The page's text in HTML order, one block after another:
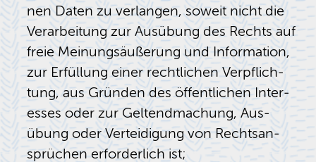
nen Daten zu ver­lan­gen, so­weit nicht die
Ver­ar­bei­tung zur Aus­übung des Rechts auf
freie Mei­nungs­äu­ße­rung und In­for­ma­ti­on,
zur Er­fül­lung einer recht­li­chen Ver­pflich­
tung, aus Grün­den des öf­fent­li­chen In­ter­
es­ses oder zur Gel­tend­ma­chung, Aus­
übung oder Ver­tei­di­gung von Rechts­an­
sprü­chen er­for­der­lich ist;